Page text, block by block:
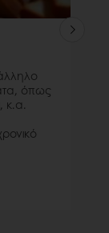
όπως
κ.α.